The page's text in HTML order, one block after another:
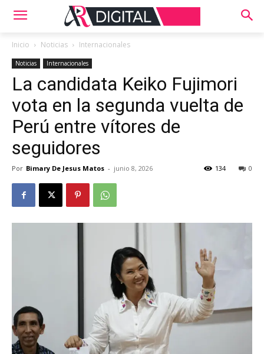
Inicio Noticias Internacionales
Noticias Internacionales
La candidata Keiko Fujimori
vota en la segunda vuelta de
Perú entre vítores de
seguidores
Por Bimary De Jesus Matos - junio 8, 2026 0
134